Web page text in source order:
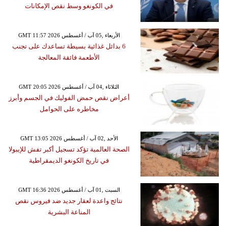
في الكونغو وسط نقص الإمكانات
GMT 11:57 2026 الأربعاء ,05 آب / أغسطس
6 بدائل غذائية بسيطة تساعدك على تجنب
الأطعمة فائقة المعالجة
GMT 20:05 2026 الثلاثاء ,04 آب / أغسطس
أعراض نقص حمض الفوليك في الجسم وأبرز
مخاطره على الحوامل
GMT 13:05 2026 الأحد ,02 آب / أغسطس
الصحة العالمية تؤكد تسجيل أكبر تفش للإيبولا
في تاريخ الكونغو الديمقراطية
GMT 16:36 2026 السبت ,01 آب / أغسطس
نتائج واعدة لعقار جديد ضد فيروس نقص
المناعة البشرية